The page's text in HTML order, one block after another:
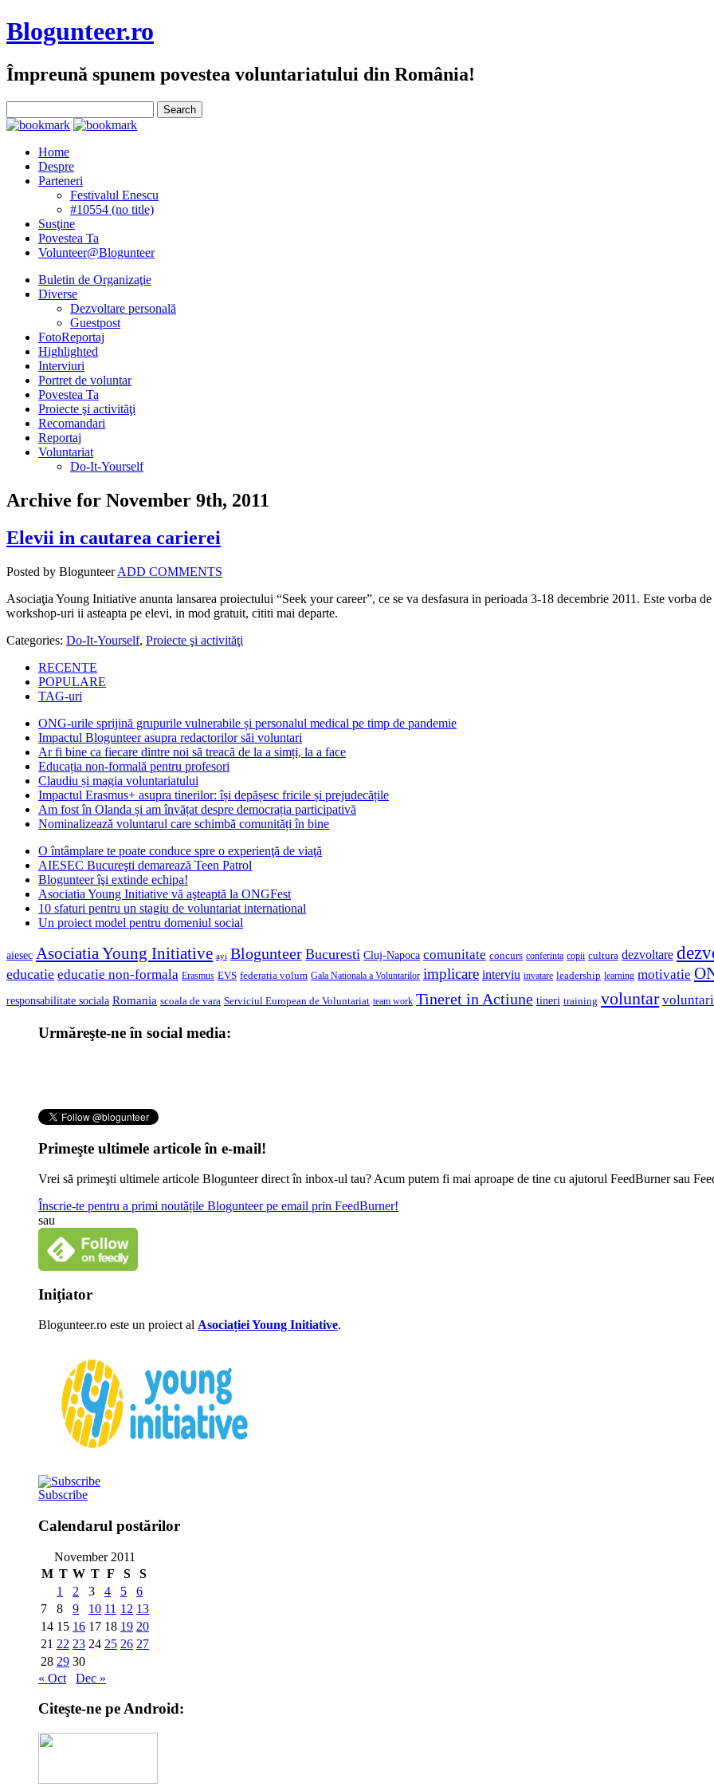
Blogunteer.ro
Împreună spunem povestea voluntariatului din România!
Home
Despre
Parteneri
Festivalul Enescu
#10554 (no title)
Susţine
Povestea Ta
Volunteer@Blogunteer
Buletin de Organizaţie
Diverse
Dezvoltare personală
Guestpost
FotoReportaj
Highlighted
Interviuri
Portret de voluntar
Povestea Ta
Proiecte şi activităţi
Recomandari
Reportaj
Voluntariat
Do-It-Yourself
Archive for November 9th, 2011
Elevii in cautarea carierei
Posted by Blogunteer ADD COMMENTS
Asociaţia Young Initiative anunta lansarea proiectului “Seek your career”, ce se va desfasura in perioada 3-18 decembrie 2011. Este vorba
workshop-uri ii asteapta pe elevi, in mod gratuit, cititi mai departe.
Categories: Do-It-Yourself, Proiecte şi activităţi
RECENTE
POPULARE
TAG-uri
ONG-urile sprijină grupurile vulnerabile și personalul medical pe timp de pandemie
Impactul Blogunteer asupra redactorilor săi voluntari
Ar fi bine ca fiecare dintre noi să treacă de la a simți, la a face
Educația non-formală pentru profesori
Claudiu și magia voluntariatului
Impactul Erasmus+ asupra tinerilor: își depășesc fricile și prejudecățile
Am fost în Olanda și am învățat despre democrația participativă
Nominalizează voluntarul care schimbă comunități în bine
O întâmplare te poate conduce spre o experienţă de viaţă
AIESEC Bucureşti demarează Teen Patrol
Blogunteer îşi extinde echipa!
Asociatia Young Initiative vă aşteaptă la ONGFest
10 sfaturi pentru un stagiu de voluntariat international
Un proiect model pentru domeniul social
aiesec Asociatia Young Initiative ayi Blogunteer Bucuresti Cluj-Napoca comunitate concurs conferinta copii cultura dezvoltare
educatie educatie non-formala Erasmus EVS federatia volum Gala Nationala a Voluntarilor implicare interviu invatare leadership learning motivatie
responsabilitate sociala Romania scoala de vara Serviciul European de Voluntariat team work Tineret in Actiune tineri training voluntar voluntari
Urmăreşte-ne în social media:
Primeşte ultimele articole în e-mail!
Vrei să primeşti ultimele articole Blogunteer direct în inbox-ul tau? Acum putem fi mai aproape de tine cu ajutorul FeedBurner sau
Înscrie-te pentru a primi noutățile Blogunteer pe email prin FeedBurner!
sau
Iniţiator
Blogunteer.ro este un proiect al Asociației Young Initiative.
Subscribe
Calendarul postărilor
November 2011
M T W T F S
S
1
2 3 4 5
6
7
8 9 10 11 12 13
14 15 16 17 18 19 20
21 22 23 24 25 26 27
28 29 30
« Oct
Dec »
Citeşte-ne pe Android: